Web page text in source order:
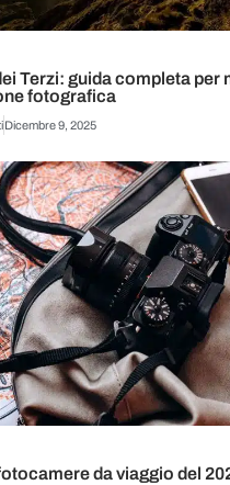
Terzi: guida completa per
fotografica
Dicembre 9, 2025
da viaggio del